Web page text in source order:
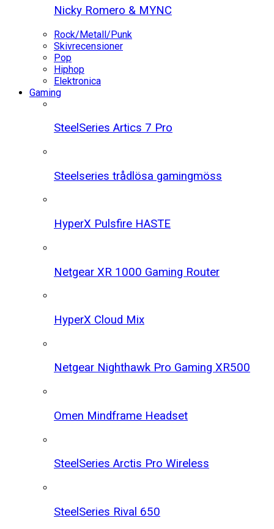
Nicky Romero & MYNC
Rock/Metall/Punk
Skivrecensioner
Pop
Hiphop
Elektronica
Gaming
SteelSeries Artics 7 Pro
Steelseries trådlösa gamingmöss
HyperX Pulsfire HASTE
Netgear XR 1000 Gaming Router
HyperX Cloud Mix
Netgear Nighthawk Pro Gaming XR500
Omen Mindframe Headset
SteelSeries Arctis Pro Wireless
SteelSeries Rival 650